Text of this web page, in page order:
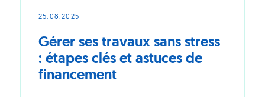
Gérer ses travaux sans stress
: étapes clés et astuces de
financement
25.08.2025